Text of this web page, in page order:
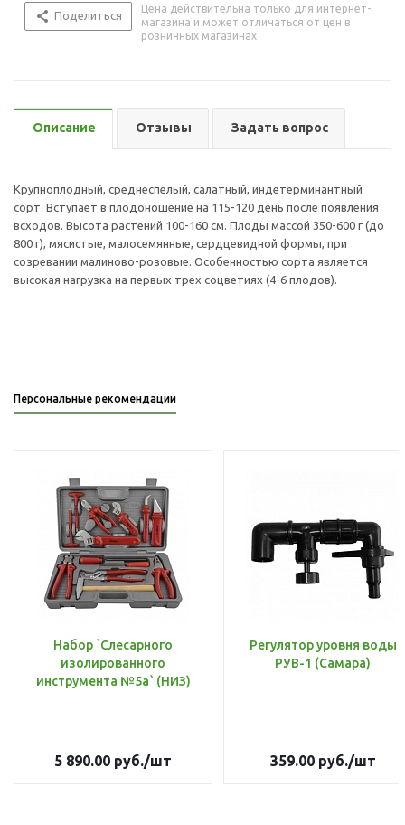
Поделиться
Цена действительна только для интернет-
магазина и может отличаться от цен в
розничных магазинах
Описание Отзывы Задать вопрос
Крупноплодный, среднеспелый, салатный, индетерминантный
сорт. Вступает в плодоношение на 115-120 день после появления
всходов. Высота растений 100-160 см. Плоды массой 350-600 г (до
800 г), мясистые, малосемянные, сердцевидной формы, при
созревании малиново-розовые. Особенностью сорта является
высокая нагрузка на первых трех соцветиях (4-6 плодов).
Персональные рекомендации
Набор `Слесарного
изолированного
инструмента №5а` (НИЗ)
5 890.00 руб./шт
Регулятор уровня воды
РУВ-1 (Самара)
359.00руб./шт